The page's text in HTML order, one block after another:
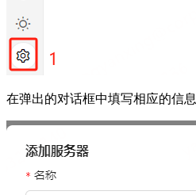
在弹出的对话框中填写相应的信息